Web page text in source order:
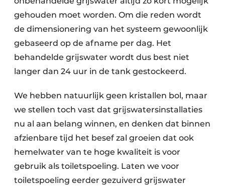
gehouden moet worden. Om die reden wordt
de dimensionering van het systeem gewoonlijk
gebaseerd op de afname per dag. Het
behandelde grijswater wordt dus best niet
langer dan 24 uur in de tank gestockeerd.
We hebben natuurlijk geen kristallen bol, maar
we stellen toch vast dat grijswatersinstallaties
nu al aan belang winnen, en denken dat binnen
afzienbare tijd het besef zal groeien dat ook
hemelwater van te hoge kwaliteit is voor
gebruik als toiletspoeling. Laten we voor
toiletspoeling eerder gezuiverd grijswater